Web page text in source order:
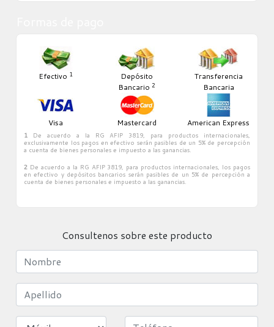
manifestaciones (folklore, gastronomía, artesanía, etc).
Es interesante visitar el Centro Histórico de Salvador,
llamado Pelourinho. Es el mayor conjunto arquitectónico
de estilo colonial barroco de Latinoamérica de los siglos
XVI y XVII. Se dice que en Salvador hay una iglesia para
cada día del año.
Efectivo 1
Depósito
Bancario 2
Transferencia
Bancaria
Visa Mastercard American Express
1 De acuerdo a la RG AFIP 3819, para productos internacionales,
exclusivamente los pagos en efectivo serán pasibles de un 5% de percepción
a cuenta de bienes personales e impuesto a las ganancias.
2 De acuerdo a la RG AFIP 3819, para productos internacionales, los pagos
en efectivo y depósitos bancarios serán pasibles de un 5% de percepción a
cuenta de bienes personales e impuesto a las ganancias.
Consultenos sobre este producto